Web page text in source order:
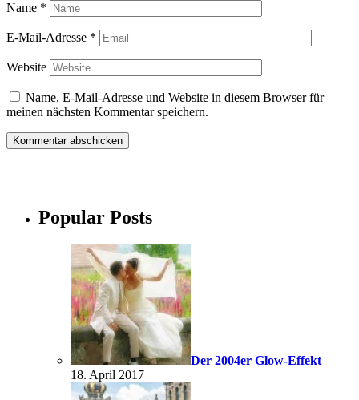
Name *
E-Mail-Adresse *
Website
Name, E-Mail-Adresse und Website in diesem Browser für
meinen nächsten Kommentar speichern.
Popular Posts
Der 2004er Glow-Effekt
18. April 2017